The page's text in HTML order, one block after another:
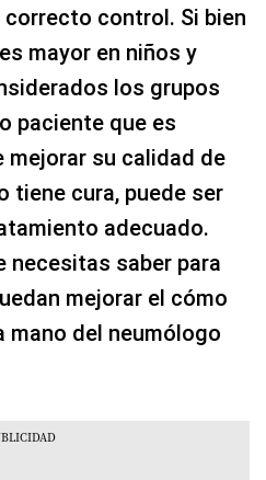
control. Si bien
mayor en niños y
los grupos
paciente que es
su calidad de
tiene cura, puede ser
adecuado.
necesitas saber para
mejorar el cómo
mano del neumólogo